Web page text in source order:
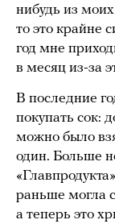
нибудь из
то это крайне
год мне
в месяц из-за
В последние
покупать сок:
можно было
один. Больше
раньше могла
а теперь это